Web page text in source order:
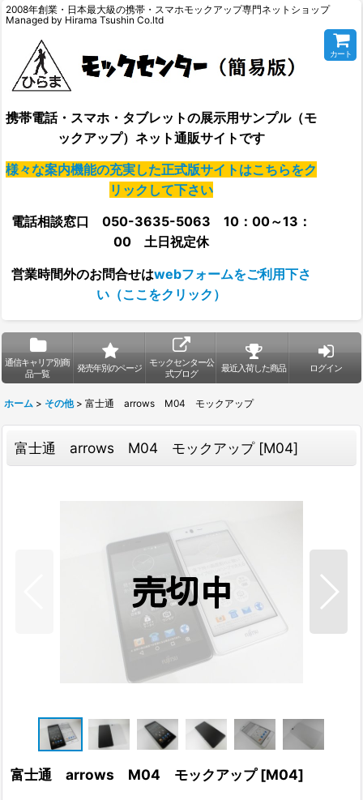
2008年創業・日本最大級の携帯・スマホモックアップ専門ネットショップ
Managed by Hirama Tsushin Co.ltd
携帯電話・スマホ・タブレットの展示用サンプル（モ
ックアップ）ネット通販サイトです
様々な案内機能の充実した正式版サイトはこちらをク
リックして下さい
電話相談窓口 050-3635-5063 10：00～13：
00 土日祝定休
営業時間外のお問合せはwebフォームをご利用下さ
い（ここをクリック）
カート
通信キャリア別商
品一覧
発売年別のページ
モックセンター公
式ブログ
最近入荷した商品 ログイン
ホーム > その他 > 富士通 arrows M04 モックアップ
富士通 arrows M04 モックアップ [M04]
富士通 arrows M04 モックアップ [M04]